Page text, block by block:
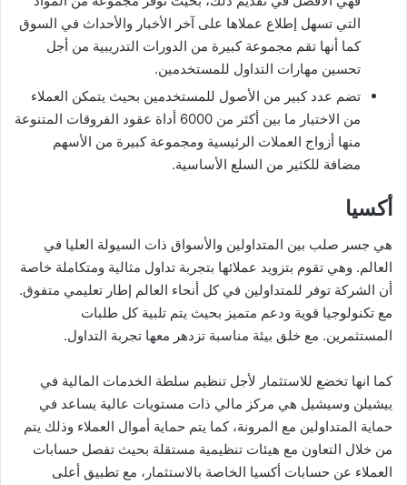
التي تسهل إطلاع عملاها على آخر الأخبار والأحداث في السوق
كما أنها تقم مجموعة كبيرة من الدورات التدريبية من أجل
تحسين مهارات التداول للمستخدمين.
تضم عدد كبير من الأصول للمستخدمين بحيث يتمكن العملاء
من الاختيار ما بين أكثر من 6000 أداة عقود الفروقات المتنوعة
منها أزواج العملات الرئيسية ومجموعة كبيرة من الأسهم
مضافة للكثير من السلع الأساسية.
أكسيا
هي جسر صلب بين المتداولين والأسواق ذات السيولة العليا في
العالم. وهي تقوم بتزويد عملائها بتجربة تداول مثالية ومتكاملة خاصة
أن الشركة توفر للمتداولين في كل أنحاء العالم إطار تعليمي متفوق.
مع تكنولوجيا قوية ودعم متميز بحيث يتم تلبية كل طلبات
المستثمرين. مع خلق بيئة مناسبة تزدهر معها تجربة التداول.
كما انها تخضع للاستثمار لأجل تنظيم سلطة الخدمات المالية في
ييشيلن وسيشيل هي مركز مالي ذات مستويات عالية يساعد في
حماية المتداولين مع المرونة، كما يتم حماية أموال العملاء وذلك يتم
من خلال التعاون مع هيئات تنظيمية مستقلة بحيث تفصل حسابات
العملاء عن حسابات أكسيا الخاصة بالاستثمار، مع تطبيق أعلى